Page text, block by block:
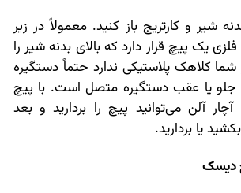
شیر و کارتریج باز کنید. معمولاً در زیر
یک پیچ قرار دارد که بالای بدنه شیر را
کلاهک پلاستیکی ندارد حتماً دستگیره
جلو یا عقب دستگیره متصل است. با پیچ
آلن می‌توانید پیچ را بردارید و بعد
یا بردارید.